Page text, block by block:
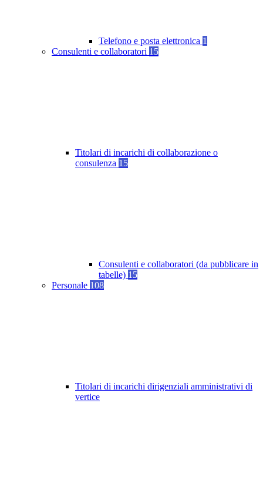
Telefono e posta elettronica 1
Consulenti e collaboratori 15
Titolari di incarichi di collaborazione o
consulenza 15
Consulenti e collaboratori (da pubblicare in
tabelle) 15
Personale 108
Titolari di incarichi dirigenziali amministrativi di
vertice